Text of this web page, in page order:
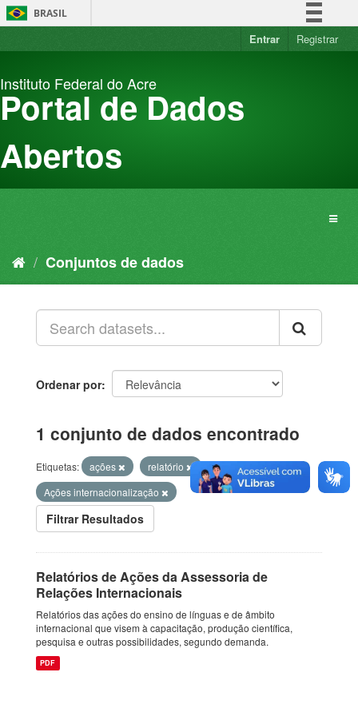
Pular
para
BRASIL
Simplifique!
Acesso à informação
Entrar Registrar
Instituto Federal do Acre
Portal de Dados
Abertos
Conjuntos de dados
Ordenar por
1 conjunto de dados encontrado
Etiquetas: ações
relatório
Ações internacionalização
Filtrar Resultados
Relatórios de Ações da Assessoria de
Relações Internacionais
Relatórios das ações do ensino de línguas e de âmbito
internacional que visem à capacitação, produção científica,
pesquisa e outras possibilidades, segundo demanda.
PDF